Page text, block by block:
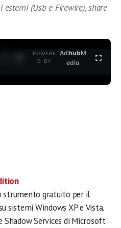
(Usb e Firewire), share
POWERE
D BY
AdhubM
edia
strumento gratuito per il
sistemi Windows XP e Vista.
Services di Microsoft